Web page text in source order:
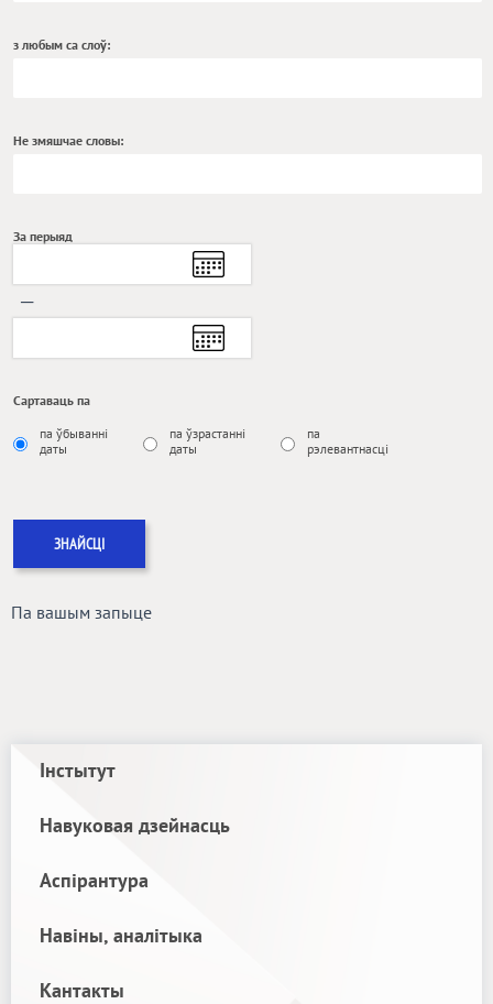
з любым са слоў:
Не змяшчае словы:
За перыяд
─
Сартаваць па
па ўбыванні
даты
па ўзрастанні
даты
па
рэлевантнасці
Па вашым запыце
Інстытут
Навуковая дзейнасць
Аспірантура
Навіны, аналітыка
Кантакты